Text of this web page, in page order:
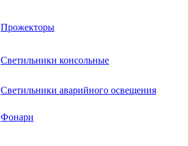
Прожекторы
Светильники консольные
Светильники аварийного освещения
Фонари